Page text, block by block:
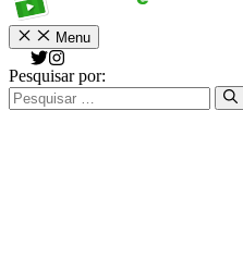
Menu
Pesquisar por: